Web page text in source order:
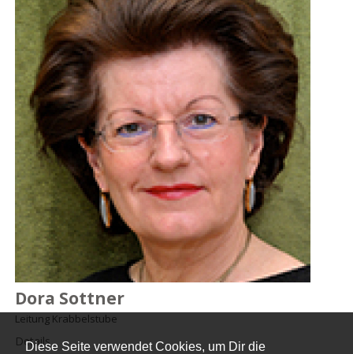
Diese Seite verwendet Cookies, um Dir die
Dora Sottner
Leitung Krabbelstube
Details